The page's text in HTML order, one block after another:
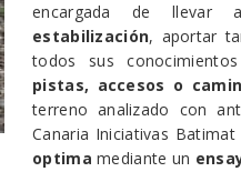
encargada de
estabilización, aportar
todos sus
pistas, accesos o
terreno analizado con
Canaria Iniciativas
optima mediante un